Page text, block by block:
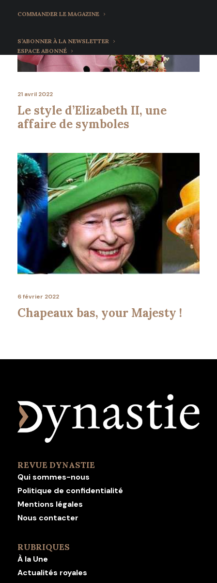
COMMANDER LE MAGAZINE
S’ABONNER À LA NEWSLETTER
ESPACE ABONNÉ
21 avril 2022
Le style d’Elizabeth II, une
affaire de symboles
6 février 2022
Chapeaux bas, your Majesty !
REVUE DYNASTIE
Qui sommes-nous
Politique de confidentialité
Mentions légales
Nous contacter
RUBRIQUES
À la Une
Actualités royales